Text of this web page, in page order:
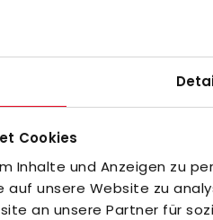
Cookies
Inhalte und Anzeigen zu
auf unsere Website zu
an unsere Partner für
oderAlle auswählen